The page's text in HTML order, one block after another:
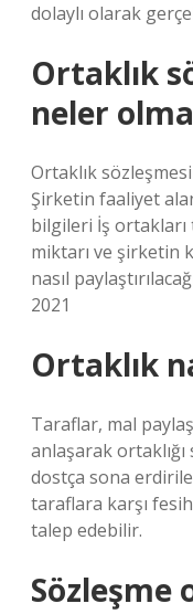
dolaylı olarak
Ortaklık
neler
Ortaklık
Şirketin faaliyet
bilgileri İş ortakları
miktarı ve şirketin
nasıl
2021
Ortaklık
Taraflar, mal
anlaşarak
dostça sona
taraflara karşı
talep edebilir.
Sözleşme